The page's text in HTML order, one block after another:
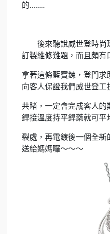
的........
後來聽說威世登時尚
訂製維修難題，而且頗有
拿著這條藍寶鍊，登門求
向客人保證我們威世登工
共睹，一定會完成客人的
銲接溫度持平銲藥就可平
裂處，再電鍍後一個全新
送給媽媽囉～～～